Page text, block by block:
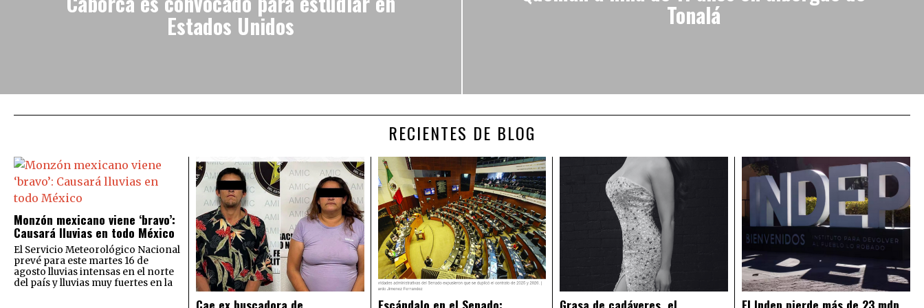
Estados Unidos Tonalá
RECIENTES DE BLOG
Monzón mexicano viene ‘bravo’:
Causará lluvias en todo México
El Servicio Meteorológico Nacional
prevé para este martes 16 de
agosto lluvias intensas en el norte
del país y lluvias muy fuertes en la
Cae ex buscadora de Escándalo en el Senado: Grasa de cadáveres, el El Indep pierde más de 23 mdp